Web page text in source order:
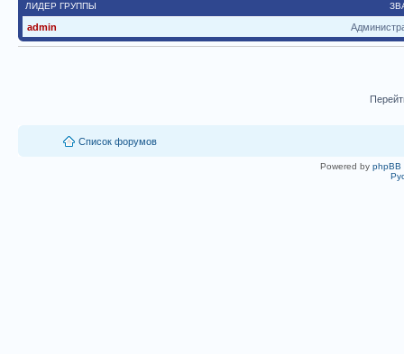
ЛИДЕР ГРУППЫ
admin
Список форумов
Powered by phpBB